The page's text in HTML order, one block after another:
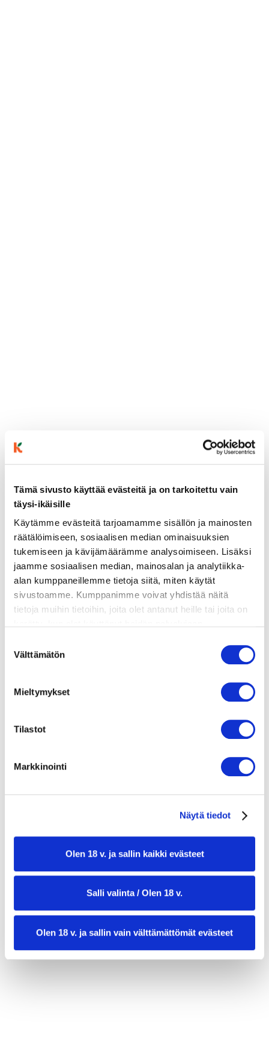
Tämä sivusto käyttää evästeitä ja on tarkoitettu vain
täysi-ikäisille
Käytämme evästeitä tarjoamamme sisällön ja mainosten
räätälöimiseen, sosiaalisen median ominaisuuksien
tukemiseen ja kävijämäärämme analysoimiseen. Lisäksi
jaamme sosiaalisen median, mainosalan ja analytiikka-
alan kumppaneillemme tietoja siitä, miten käytät
sivustoamme. Kumppanimme voivat yhdistää näitä
tietoja muihin tietoihin, joita olet antanut heille tai joita on
tai vanhempi. Vahvista ikäsi käyttääksesi sivustoa.
valinta
Välttämätön
Mieltymykset
Tilastot
Markkinointi
Näytä tiedot
Olen 18 v. ja sallin kaikki evästeet
Salli valinta / Olen 18 v.
Olen 18 v. ja sallin vain välttämättömät evästeet
ainekset
valmistusohje
lisätietoja
1 pussi salaattisekoitusta
1 rasia vadelmia
3 kypsää viikunaa
1 paketti ilmakuivattua kinkkua